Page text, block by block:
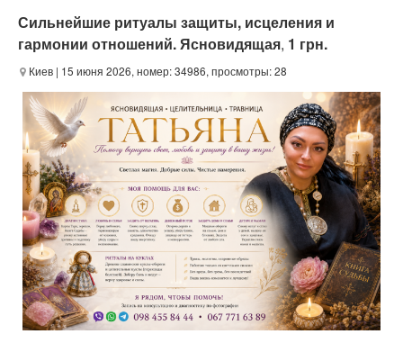
Сильнейшие ритуалы защиты, исцеления и
гармонии отношений. Ясновидящая, 1 грн.
Киев | 15 июня 2026, номер: 34986, просмотры: 28